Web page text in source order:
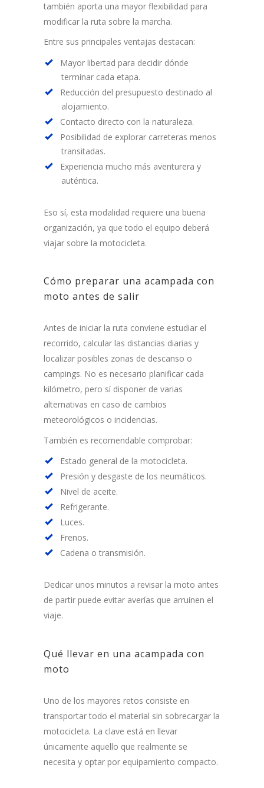
también aporta una mayor flexibilidad para
modificar la ruta sobre la marcha.
Entre sus principales ventajas destacan:
Mayor libertad para decidir dónde
terminar cada etapa.
Reducción del presupuesto destinado al
alojamiento.
Contacto directo con la naturaleza.
Posibilidad de explorar carreteras menos
transitadas.
Experiencia mucho más aventurera y
auténtica.
Eso sí, esta modalidad requiere una buena
organización, ya que todo el equipo deberá
viajar sobre la motocicleta.
Cómo preparar una acampada con
moto antes de salir
Antes de iniciar la ruta conviene estudiar el
recorrido, calcular las distancias diarias y
localizar posibles zonas de descanso o
campings. No es necesario planificar cada
kilómetro, pero sí disponer de varias
alternativas en caso de cambios
meteorológicos o incidencias.
También es recomendable comprobar:
Estado general de la motocicleta.
Presión y desgaste de los neumáticos.
Nivel de aceite.
Refrigerante.
Luces.
Frenos.
Cadena o transmisión.
Dedicar unos minutos a revisar la moto antes
de partir puede evitar averías que arruinen el
viaje.
Qué llevar en una acampada con
moto
Uno de los mayores retos consiste en
transportar todo el material sin sobrecargar la
motocicleta. La clave está en llevar
únicamente aquello que realmente se
necesita y optar por equipamiento compacto.